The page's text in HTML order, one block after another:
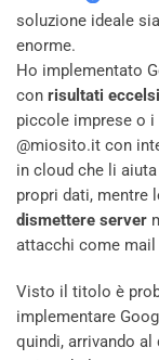
soluzione ideale
enorme.
Ho implementato
con risultati eccelsi
piccole imprese o
@miosito.it con
in cloud che li
propri dati, mentre
dismettere server
attacchi come mail
Visto il titolo è
implementare
quindi, arrivando al